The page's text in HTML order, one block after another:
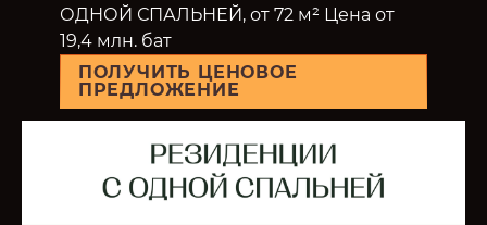
ОДНОЙ СПАЛЬНЕЙ, от 72 м² Цена от
19,4 млн. бат
ПОЛУЧИТЬ ЦЕНОВОЕ
ПРЕДЛОЖЕНИЕ